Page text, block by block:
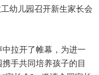
儿园召开新生家长会
拉开了帷幕，为进一
手共同培养孩子的目